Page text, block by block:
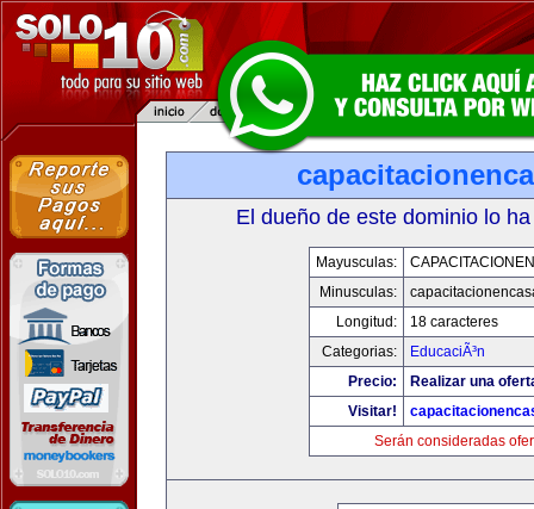
El dueño de este dominio lo
Mayusculas:
Minusculas:
Longitud:
18 caracteres
Categorias:
EducaciÃ³n
Precio:
Realizar una
Visitar!
Serán consideradas